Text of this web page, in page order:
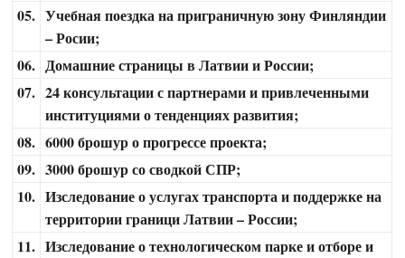
05. Учебная поездка на приграничную зону Финляндии
– Росии;
06. Домашние страницы в Латвии и России;
07. 24 консультации с партнерами и привлеченными
институциями о тенденциях развития;
08. 6000 брошур о прогрессе проекта;
09. 3000 брошур со сводкой СПР;
10. Изследование о услугах транспорта и поддержке на
территории граници Латвии – России;
11. Изследование о технологическом парке и отборе и